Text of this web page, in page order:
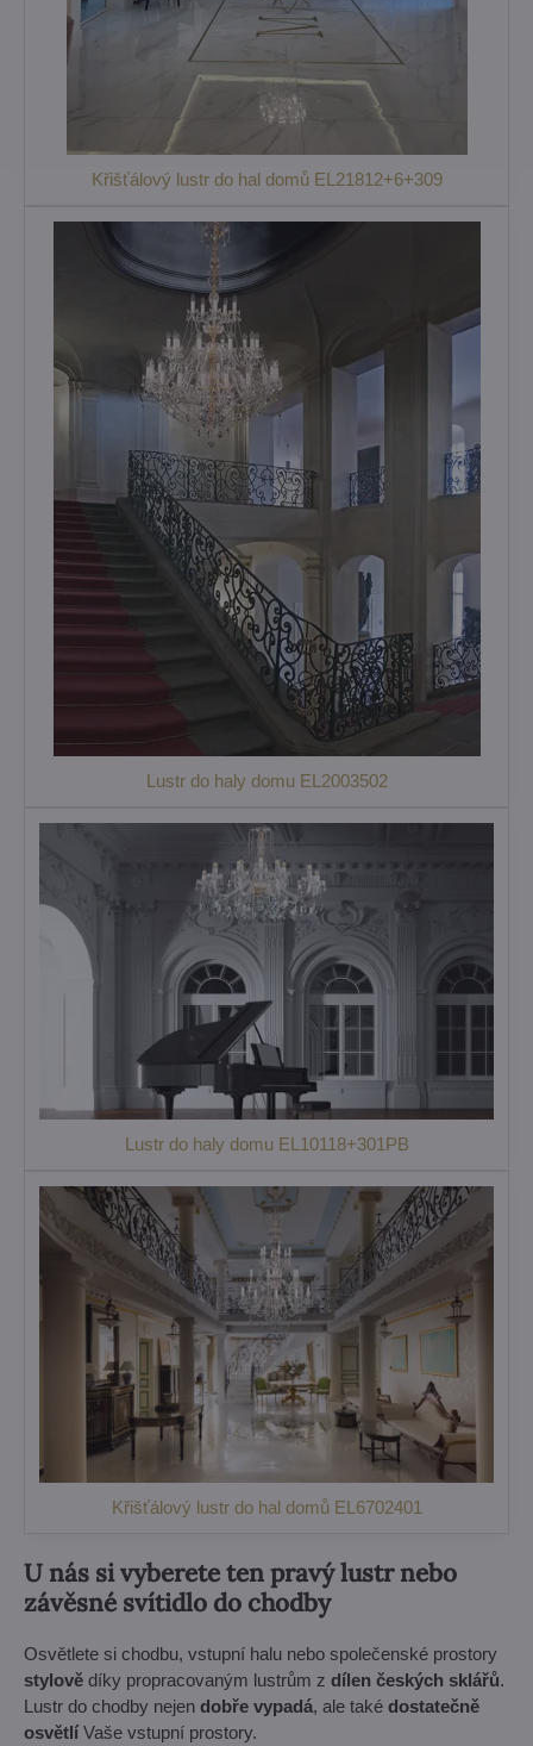
Křišťálový lustr do hal domů EL21812+6+309
Lustr do haly domu EL2003502
Lustr do haly domu EL10118+301PB
Křišťálový lustr do hal domů EL6702401
U nás si vyberete ten pravý lustr nebo
závěsné svítidlo do chodby
Osvětlete si chodbu, vstupní halu nebo společenské prostory
stylově díky propracovaným lustrům z dílen českých sklářů.
Lustr do chodby nejen dobře vypadá, ale také dostatečně
osvětlíVaše vstupní prostory.